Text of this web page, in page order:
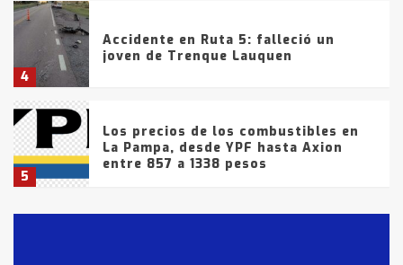
4
Accidente en Ruta 5: falleció un
joven de Trenque Lauquen
5
Los precios de los combustibles en
La Pampa, desde YPF hasta Axion
entre 857 a 1338 pesos